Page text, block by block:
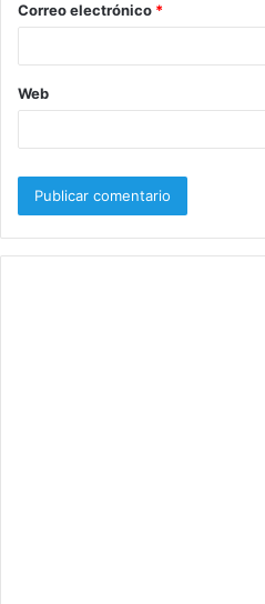
*
Correo electrónico *
Web